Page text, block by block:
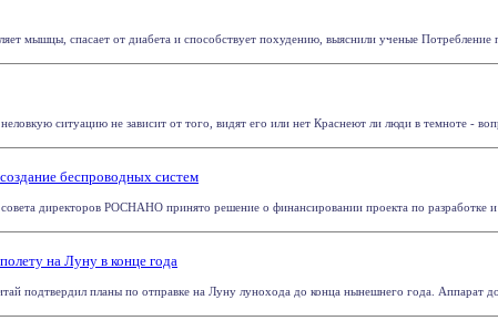
мышцы, спасает от диабета и способствует похудению, выяснили ученые Потребление
неловкую ситуацию не зависит от того, видят его или нет Краснеют ли люди в темноте -
беспроводных систем
директоров РОСНАНО принято решение о финансировании проекта по разработке
на Луну в конце года
подтвердил планы по отправке на Луну лунохода до конца нынешнего года. Аппарат